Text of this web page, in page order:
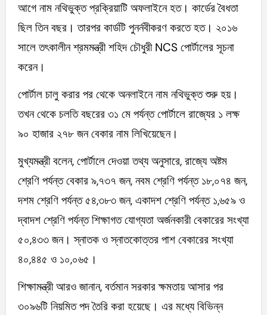
আগে নাম নথিভুক্ত প্রক্রিয়াটি অফলাইনে হত। কার্ডের বৈধতা
ছিল তিন বছর। তারপর কার্ডটি পুনর্নবীকরণ করতে হত। ২০১৬
সালে তৎকালীন শ্রমমন্ত্রী শহিদ চৌধুরী NCS পোর্টালের সূচনা
করেন।
পোর্টাল চালু করার পর থেকে অনলাইনে নাম নথিভুক্ত শুরু হয়।
তখন থেকে চলতি বছরের ৩১ মে পর্যন্ত পোর্টালে রাজ্যের ১ লক্ষ
৯০ হাজার ২৭৮ জন বেকার নাম লিখিয়েছেন।
মুখ্যমন্ত্রী বলেন, পোর্টালে দেওয়া তথ্য অনুসারে, রাজ্যে অষ্টম
শ্রেণি পর্যন্ত বেকার ৯,৭৩৭ জন, নবম শ্রেণি পর্যন্ত ১৮,০৭৪ জন,
দশম শ্রেণি পর্যন্ত ৫৪,৩৮৩ জন, একাদশ শ্রেণি পর্যন্ত ১,৬৫৯ ও
দ্বাদশ শ্রেণি পর্যন্ত শিক্ষাগত যোগ্যতা অর্জনকারী বেকারের সংখ্যা
৫০,৪৩৩ জন। স্নাতক ও স্নাতকোত্তর পাশ বেকারের সংখ্যা
৪০,৪৪৫ ও ১০,০৬৫।
শিক্ষামন্ত্রী আরও জানান, বর্তমান সরকার ক্ষমতায় আসার পর
৩০৯৬টি নিয়মিত পদ তৈরি করা হয়েছে। এর মধ্যে বিভিন্ন